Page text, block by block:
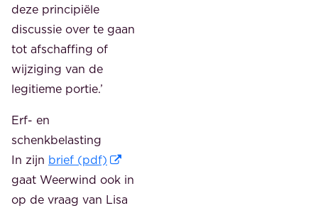
deze principiële
discussie over te gaan
tot afschaffing of
wijziging van de
legitieme portie.’
Erf- en
schenkbelasting
In zijn brief (pdf)
gaat Weerwind ook in
op de vraag van Lisa